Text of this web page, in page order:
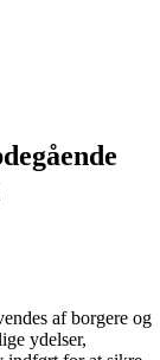
af borgere og
ydelser,